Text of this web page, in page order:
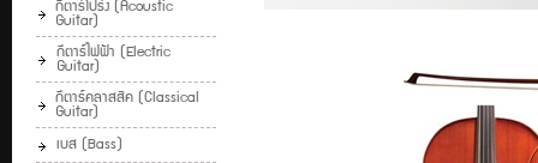
กีตาร์โปร่ง (Acoustic
Guitar)
กีตาร์ไฟฟ้า (Electric
Guitar)
กีตาร์คลาสสิค (Classical
Guitar)
เบส (Bass)